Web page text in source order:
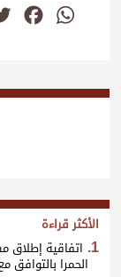
الأكثر قراءة
اتفاقية إطلاق
الحمرا بالتوافق